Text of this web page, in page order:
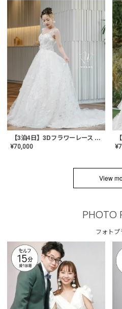
【3泊4日】3Dフラワーレース ドレス〈PD-WDOR-331〉
¥70,000 ¥
View
PHOTO
フォトプ